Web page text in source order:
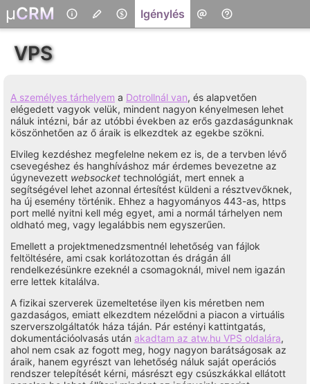
VPS
A személyes tárhelyem a Dotrollnál van, és alapvetően
elégedett vagyok velük, mindent nagyon kényelmesen lehet
náluk intézni, bár az utóbbi években az erős gazdaságunknak
köszönhetően az ő áraik is elkezdtek az egekbe szökni.
Elvileg kezdéshez megfelelne nekem ez is, de a tervben lévő
csevegéshez és hanghíváshoz már érdemes bevezetne az
úgynevezett websocket technológiát, mert ennek a
segítségével lehet azonnal értesítést küldeni a résztvevőknek,
ha új esemény történik. Ehhez a hagyományos 443-as, https
port mellé nyitni kell még egyet, ami a normál tárhelyen nem
oldható meg, vagy legalábbis nem egyszerűen.
Emellett a projektmenedzsmentnél lehetőség van fájlok
feltöltésére, ami csak korlátozottan és drágán áll
rendelkezésünkre ezeknél a csomagoknál, mivel nem igazán
erre lettek kitalálva.
A fizikai szerverek üzemeltetése ilyen kis méretben nem
gazdaságos, emiatt elkezdtem nézelődni a piacon a virtuális
szerverszolgáltatók háza táján. Pár estényi kattintgatás,
dokumentációolvasás után akadtam az atw.hu VPS oldalára,
ahol nem csak az fogott meg, hogy nagyon barátságosak az
áraik, hanem egyrészt van lehetőség náluk saját operációs
rendszer telepítését kérni, másrészt egy csúszkákkal ellátott
μCRM Igénylés